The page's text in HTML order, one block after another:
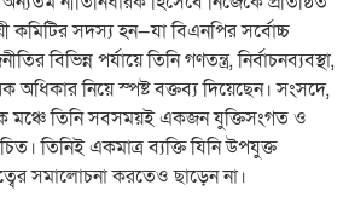
কমিটির সদস্য হন—যা বিএনপির সর্বোচ্চ
বিভিন্ন পর্যায়ে তিনি গণতন্ত্র, নির্বাচনব্যবস্থা,
অধিকার নিয়ে স্পষ্ট বক্তব্য দিয়েছেন। সংসদে,
মঞ্চে তিনি সবসময়ই একজন যুক্তিসংগত ও
তিনিই একমাত্র ব্যক্তি যিনি উপযুক্ত
সমালোচনা করতেও ছাড়েন না।